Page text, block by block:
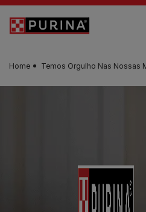
Skip to main content
Home Temos Orgulho Nas Nossas